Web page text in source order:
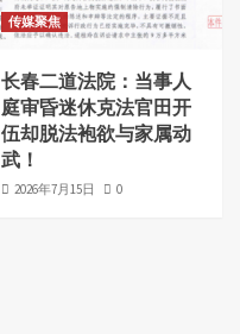
传媒聚焦
长春二道法院：当事人
庭审昏迷休克法官田开
伍却脱法袍欲与家属动
武！
2026年7月15日 0